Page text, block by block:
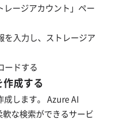
ージアカウント」ペー
を入力し、ストレージア
ードする
成する
します。 Azure AI
な検索ができるサービ